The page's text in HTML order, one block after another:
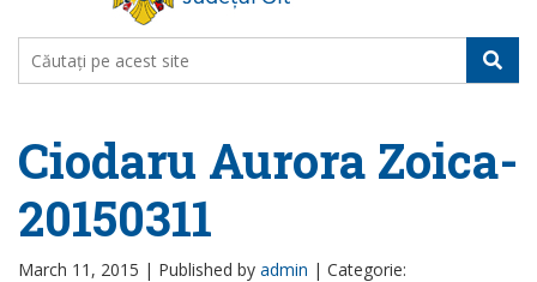
Ciodaru Aurora Zoica-
20150311
March 11, 2015 | Published by admin | Categorie: